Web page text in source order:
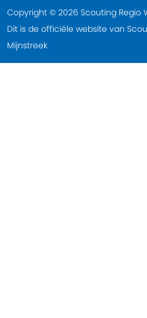
Copyright © 2026 Scouting Regio
Dit is de officiële website van
Mijnstreek